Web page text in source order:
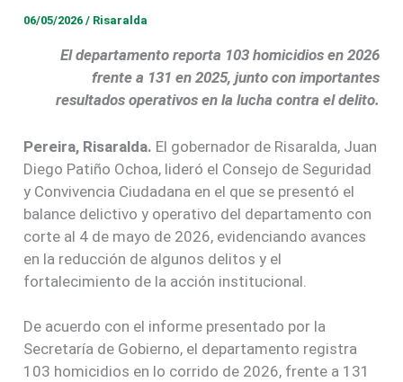
06/05/2026/ Risaralda
El departamento reporta 103 homicidios en 2026
frente a 131 en 2025, junto con importantes
resultados operativos en la lucha contra el delito.
Pereira, Risaralda. El gobernador de Risaralda, Juan
Diego Patiño Ochoa, lideró el Consejo de Seguridad
y Convivencia Ciudadana en el que se presentó el
balance delictivo y operativo del departamento con
corte al 4 de mayo de 2026, evidenciando avances
en la reducción de algunos delitos y el
fortalecimiento de la acción institucional.
De acuerdo con el informe presentado por la
Secretaría de Gobierno, el departamento registra
103 homicidios en lo corrido de 2026, frente a 131